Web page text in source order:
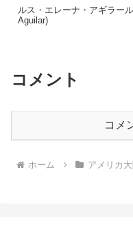
ルス・エレーナ・アギラー
Aguilar)
コメント
コメ
ホーム アメリカ